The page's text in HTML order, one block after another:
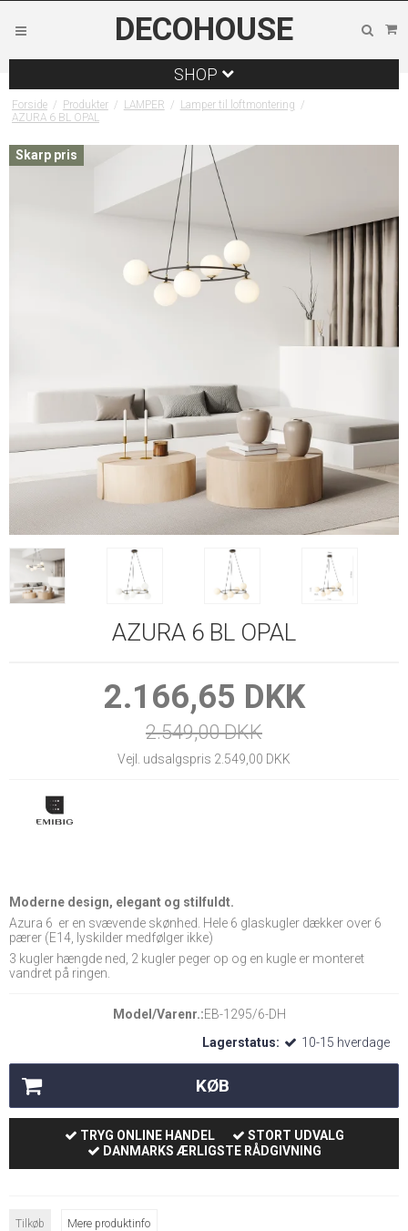
DECOHOUSE
SHOP
Forside / Produkter / LAMPER / Lamper til loftmontering /
AZURA 6 BL OPAL
Skarp pris
AZURA 6 BL OPAL
2.166,65 DKK
2.549,00 DKK
Vejl. udsalgspris 2.549,00 DKK
Moderne design, elegant og stilfuldt.
Azura 6 er en svævende skønhed. Hele 6 glaskugler dækker over 6
pærer (E14, lyskilder medfølger ikke)
3 kugler hængde ned, 2 kugler peger op og en kugle er monteret
vandret på ringen.
Model/Varenr.:EB-1295/6-DH
Lagerstatus:
10-15 hverdage
KØB
TRYG ONLINE HANDEL
STORT UDVALG
DANMARKS ÆRLIGSTE RÅDGIVNING
Tilkøb Mere produktinfo